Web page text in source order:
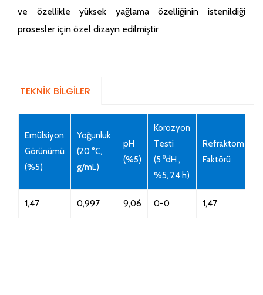
ve özellikle yüksek yağlama özelliğinin istenildiği
prosesler için özel dizayn edilmiştir
TEKNİK BİLGİLER
Emülsiyon
Görünümü
(%5)
Yoğunluk
(20 °C,
g/mL)
pH
(%5)
Korozyon
Testi
(5 ⁰dH ,
%5, 24 h)
Refraktometre
Faktörü
1,47 0,997 9,06 0-0 1,47